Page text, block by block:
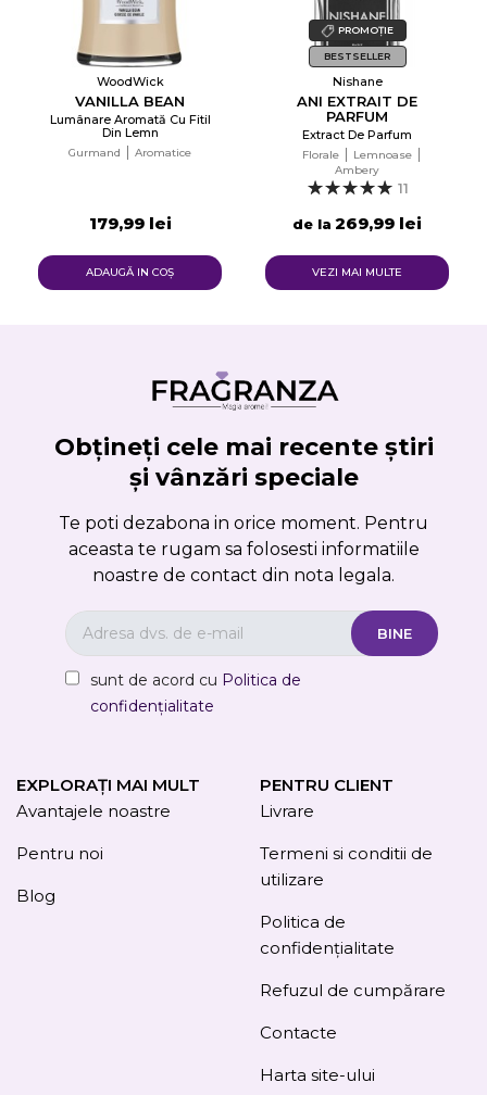
WoodWick
VANILLA BEAN
Lumânare Aromată Cu Fitil
Din Lemn
Gurmand Aromatice
179,99 lei
ADAUGĂ IN COŞ
PROMOȚIE
BESTSELLER
Nishane
ANI EXTRAIT DE
PARFUM
Extract De Parfum
Florale
Lemnoase
Ambery
11
de la 269,99 lei
VEZI MAI MULTE
Obțineți cele mai recente știri
și vânzări speciale
Te poti dezabona in orice moment. Pentru
aceasta te rugam sa folosesti informatiile
noastre de contact din nota legala.
sunt de acord cu Politica de
confidențialitate
EXPLORAȚI MAI MULT
Avantajele noastre
Pentru noi
Blog
PENTRU CLIENT
Livrare
Termeni si conditii de
utilizare
Politica de
confidențialitate
Refuzul de cumpărare
Contacte
Harta site-ului